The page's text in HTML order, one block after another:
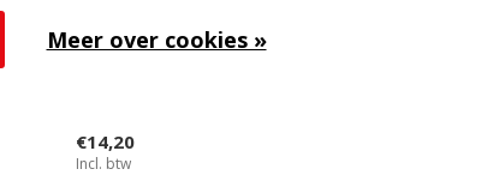
L'Oréal
€14,20
Incl. btw
Meer over cookies »